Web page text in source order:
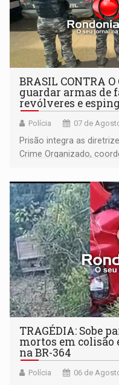
BRASIL CONTRA
guardar armas de
revólveres e
Polícia 07 de
Prisão integra as
Crime Organizado,
TRAGÉDIA: Sobe
mortos em colisão
na BR-364
Polícia 06 de